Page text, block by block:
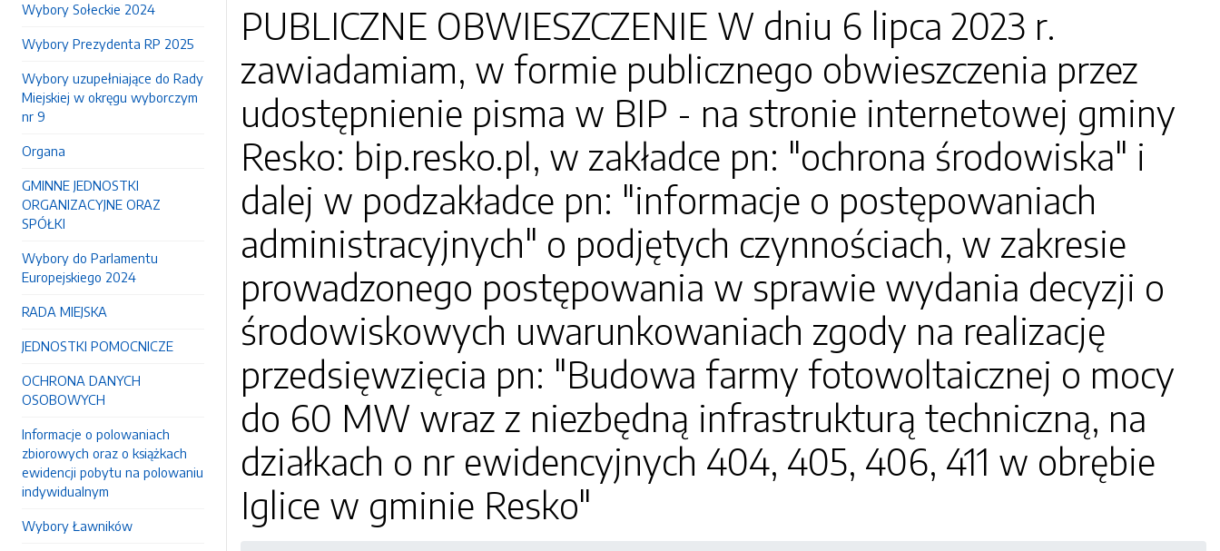
Wybory Sołeckie 2024
Wybory Prezydenta RP 2025
Wybory uzupełniające do Rady
Miejskiej w okręgu wyborczym
nr 9
Organa
GMINNE JEDNOSTKI
ORGANIZACYJNE ORAZ
SPÓŁKI
Wybory do Parlamentu
Europejskiego 2024
RADA MIEJSKA
JEDNOSTKI POMOCNICZE
OCHRONA DANYCH
OSOBOWYCH
Informacje o polowaniach
zbiorowych oraz o książkach
ewidencji pobytu na polowaniu
indywidualnym
Wybory Ławników
PUBLICZNE OBWIESZCZENIE W dniu 6 lipca 2023 r.
zawiadamiam, w formie publicznego obwieszczenia przez
udostępnienie pisma w BIP - na stronie internetowej gminy
Resko: bip.resko.pl, w zakładce pn: "ochrona środowiska" i
dalej w podzakładce pn: "informacje o postępowaniach
administracyjnych" o podjętych czynnościach, w zakresie
prowadzonego postępowania w sprawie wydania decyzji o
środowiskowych uwarunkowaniach zgody na realizację
przedsięwzięcia pn: "Budowa farmy fotowoltaicznej o mocy
do 60 MW wraz z niezbędną infrastrukturą techniczną, na
działkach o nr ewidencyjnych 404, 405, 406, 411 w obrębie
Iglice w gminie Resko"